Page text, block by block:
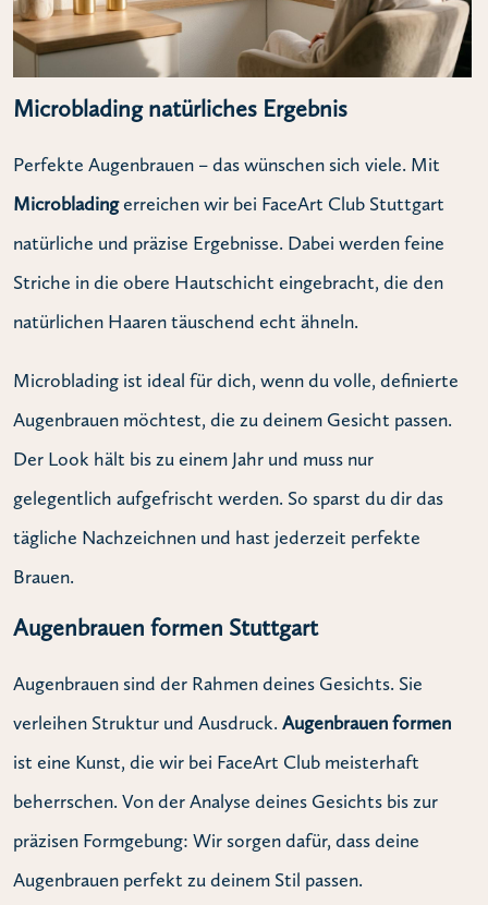
Microblading natürliches Ergebnis
Perfekte Augenbrauen – das wünschen sich viele. Mit
Microbladingerreichen wir bei FaceArt Club Stuttgart
natürliche und präzise Ergebnisse. Dabei werden feine
Striche in die obere Hautschicht eingebracht, die den
natürlichen Haaren täuschend echt ähneln.
Microblading ist ideal für dich, wenn du volle, definierte
Augenbrauen möchtest, die zu deinem Gesicht passen.
Der Look hält bis zu einem Jahr und muss nur
gelegentlich aufgefrischt werden. So sparst du dir das
tägliche Nachzeichnen und hast jederzeit perfekte
Brauen.
Augenbrauen formen Stuttgart
Augenbrauen sind der Rahmen deines Gesichts. Sie
verleihen Struktur und Ausdruck. Augenbrauen formen
ist eine Kunst, die wir bei FaceArt Club meisterhaft
beherrschen. Von der Analyse deines Gesichts bis zur
präzisen Formgebung: Wir sorgen dafür, dass deine
Augenbrauen perfekt zu deinem Stil passen.